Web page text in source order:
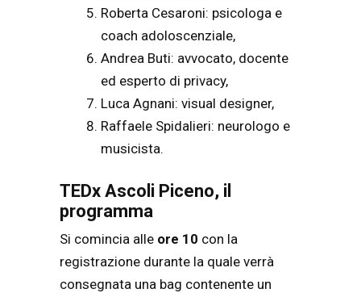
Roberta Cesaroni: psicologa e
coach adoloscenziale,
Andrea Buti: avvocato, docente
ed esperto di privacy,
Luca Agnani: visual designer,
Raffaele Spidalieri: neurologo e
musicista.
TEDx Ascoli Piceno, il
programma
Si comincia alle ore 10 con la
registrazione durante la quale verrà
consegnata una bag contenente un